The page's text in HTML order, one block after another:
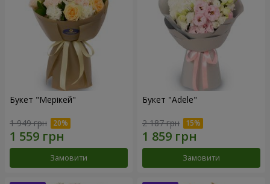
Букет "Мерікей"
1 949 грн
Замовити
Букет "Adele"
2 187 грн
Замовити